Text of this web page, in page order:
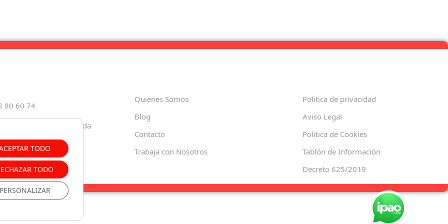
80 60 74
35 18001 – Granada
Quienes Somos
Blog
Contacto
Trabaja con Nosotros
Politica de privacidad
Aviso Legal
Politica de Cookies
Tablón de Información
Decreto 625/2019
TODO
TODO